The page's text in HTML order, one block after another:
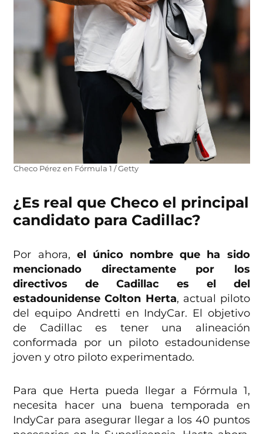
Checo Pérez en Fórmula 1 / Getty
¿Es real que Checo el principal
candidato para Cadillac?
Por ahora, el único nombre que ha sido
mencionado directamente por los
directivos de Cadillac es el del
estadounidense Colton Herta, actual piloto
del equipo Andretti en IndyCar. El objetivo
de Cadillac es tener una alineación
conformada por un piloto estadounidense
joven y otro piloto experimentado.
Para que Herta pueda llegar a Fórmula 1,
necesita hacer una buena temporada en
IndyCar para asegurar llegar a los 40 puntos